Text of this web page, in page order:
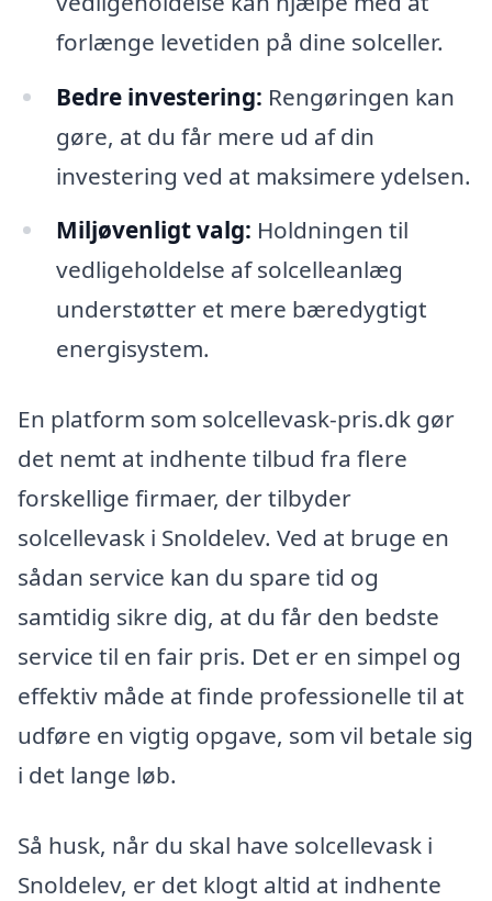
forlænge levetiden på dine solceller.
Bedre investering: Rengøringen kan
gøre, at du får mere ud af din
investering ved at maksimere ydelsen.
Miljøvenligt valg: Holdningen til
vedligeholdelse af solcelleanlæg
understøtter et mere bæredygtigt
energisystem.
En platform som solcellevask-pris.dk gør
det nemt at indhente tilbud fra flere
forskellige firmaer, der tilbyder
solcellevask i Snoldelev. Ved at bruge en
sådan service kan du spare tid og
samtidig sikre dig, at du får den bedste
service til en fair pris. Det er en simpel og
effektiv måde at finde professionelle til at
udføre en vigtig opgave, som vil betale sig
i det lange løb.
Så husk, når du skal have solcellevask i
Snoldelev, er det klogt altid at indhente